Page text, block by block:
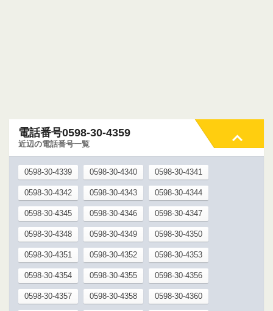
電話番号0598-30-4359
近辺の電話番号一覧
0598-30-4339 0598-30-4340 0598-30-4341
0598-30-4342 0598-30-4343 0598-30-4344
0598-30-4345 0598-30-4346 0598-30-4347
0598-30-4348 0598-30-4349 0598-30-4350
0598-30-4351 0598-30-4352 0598-30-4353
0598-30-4354 0598-30-4355 0598-30-4356
0598-30-4357 0598-30-4358 0598-30-4360